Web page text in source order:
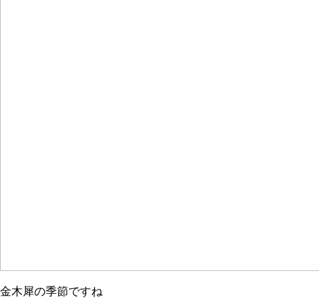
金木犀の季節ですね